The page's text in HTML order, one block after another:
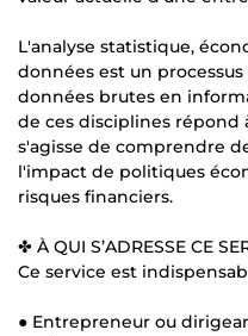
L'analyse statistique,
données est un
données brutes en
de ces disciplines répond
s'agisse de comprendre
l'impact de politiques
risques financiers.
✤ À QUI S’ADRESSE CE
Ce service est
● Entrepreneur ou